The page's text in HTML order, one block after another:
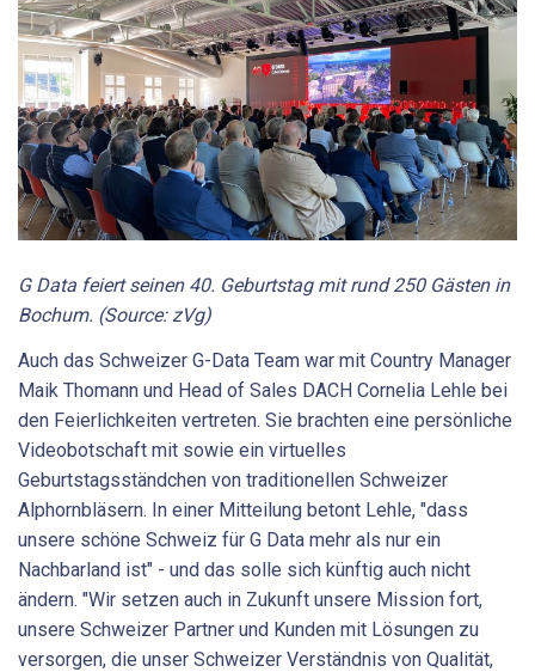
G Data feiert seinen 40. Geburtstag mit rund 250 Gästen in
Bochum. (Source: zVg)
Auch das Schweizer G-Data Team war mit Country Manager
Maik Thomann und Head of Sales DACH Cornelia Lehle bei
den Feierlichkeiten vertreten. Sie brachten eine persönliche
Videobotschaft mit sowie ein virtuelles
Geburtstagsständchen von traditionellen Schweizer
Alphornbläsern. In einer Mitteilung betont Lehle, "dass
unsere schöne Schweiz für G Data mehr als nur ein
Nachbarland ist" - und das solle sich künftig auch nicht
ändern. "Wir setzen auch in Zukunft unsere Mission fort,
unsere Schweizer Partner und Kunden mit Lösungen zu
versorgen, die unser Schweizer Verständnis von Qualität,